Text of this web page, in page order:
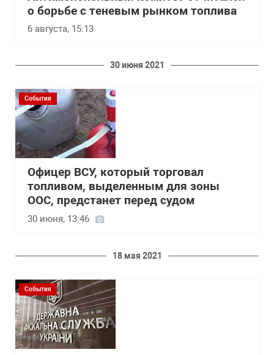
о борьбе с теневым рынком топлива
6 августа, 15:13
30 июня 2021
События
Офицер ВСУ, который торговал
топливом, выделенным для зоны
ООС, предстанет перед судом
30 июня, 13:46
18 мая 2021
События